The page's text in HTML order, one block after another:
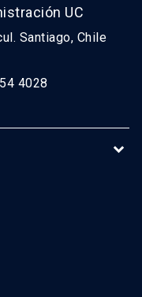
UC
Santiago, Chile
4028